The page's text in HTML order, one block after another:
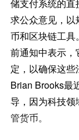
储支付系统的
求公众意见，
币和区块链工
前通知中表示
定，以确保这些
Brian Brooks最
导，因为科技
管货币。